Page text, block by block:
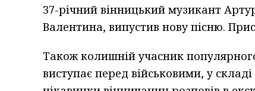
37-річний вінницький музикант
Валентина, випустив нову пісню.
Також колишній учасник
виступає перед військовими, у